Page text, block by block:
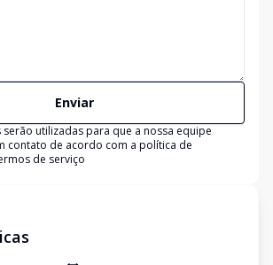
Enviar
utilizadas para que a nossa equipe
contato de acordo com a política de
de serviço